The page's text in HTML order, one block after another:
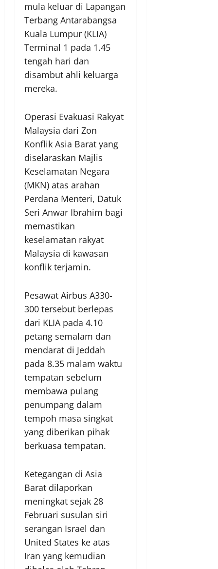
mula keluar di Lapangan
Terbang Antarabangsa
Kuala Lumpur (KLIA)
Terminal 1 pada 1.45
tengah hari dan
disambut ahli keluarga
mereka.
Operasi Evakuasi Rakyat
Malaysia dari Zon
Konflik Asia Barat yang
diselaraskan Majlis
Keselamatan Negara
(MKN) atas arahan
Perdana Menteri, Datuk
Seri Anwar Ibrahim bagi
memastikan
keselamatan rakyat
Malaysia di kawasan
konflik terjamin.
Pesawat Airbus A330-
300 tersebut berlepas
dari KLIA pada 4.10
petang semalam dan
mendarat di Jeddah
pada 8.35 malam waktu
tempatan sebelum
membawa pulang
penumpang dalam
tempoh masa singkat
yang diberikan pihak
berkuasa tempatan.
Ketegangan di Asia
Barat dilaporkan
meningkat sejak 28
Februari susulan siri
serangan Israel dan
United States ke atas
Iran yang kemudian